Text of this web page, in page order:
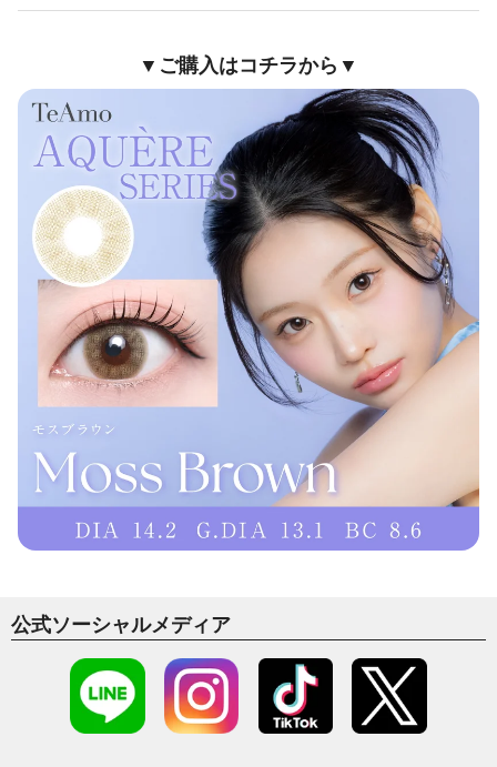
▼ご購入はコチラから▼
公式ソーシャルメディア